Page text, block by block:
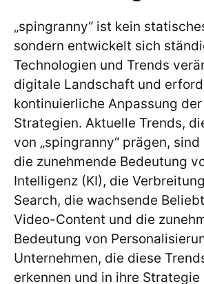
„spingranny“ ist kein
sondern entwickelt sich
Technologien und Trends
digitale Landschaft und
kontinuierliche Anpassung
Strategien. Aktuelle Trends,
von „spingranny“ prägen,
die zunehmende Bedeutung
Intelligenz (KI), die
Search, die wachsende
Video-Content und die
Bedeutung von
Unternehmen, die diese
erkennen und in ihre